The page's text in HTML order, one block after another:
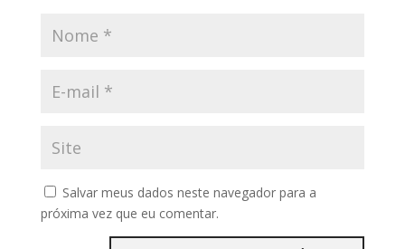
Salvar meus dados neste navegador para a
próxima vez que eu comentar.